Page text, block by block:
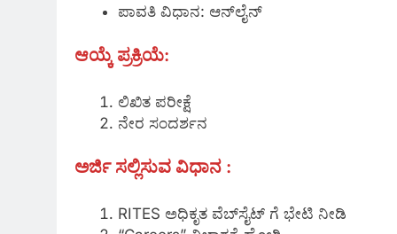
ಪಾವತಿ ವಿಧಾನ: ಆನ್‌ಲೈನ್
ಆಯ್ಕೆ ಪ್ರಕ್ರಿಯೆ:
ಲಿಖಿತ ಪರೀಕ್ಷೆ
ನೇರ ಸಂದರ್ಶನ
ಅರ್ಜಿ ಸಲ್ಲಿಸುವ ವಿಧಾನ :
RITES ಅಧಿಕೃತ ವೆಬ್‌ಸೈಟ್ ಗೆ ಭೇಟಿ ನೀಡಿ